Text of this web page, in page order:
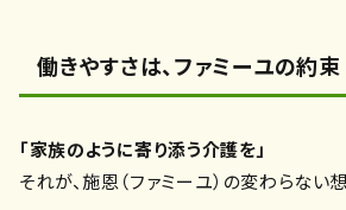
働きやすさは、ファミーユの約束
「家族のように寄り添う介護を」
それが、施恩（ファミーユ）の変わらない想